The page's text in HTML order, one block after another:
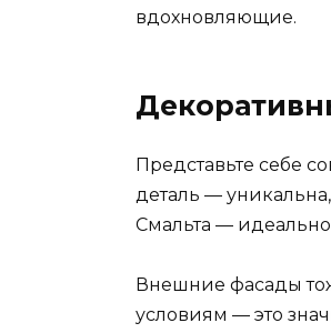
вдохновляющие.
Представьте себе
деталь —
Смальта —
Внешние фасады
условиям — это